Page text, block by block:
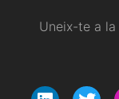
Uneix-te a